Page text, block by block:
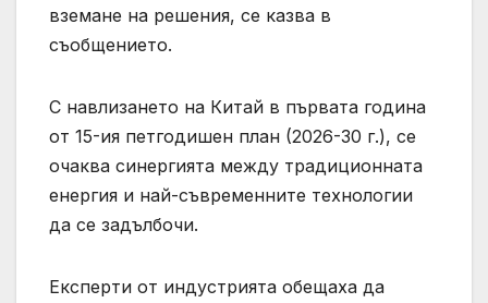
вземане на решения, се казва в
съобщението.
С навлизането на Китай в първата година
от 15-ия петгодишен план (2026-30 г.), се
очаква синергията между традиционната
енергия и най-съвременните технологии
да се задълбочи.
Експерти от индустрията обещаха да